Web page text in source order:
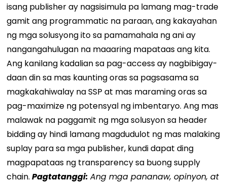
isang publisher ay nagsisimula pa lamang mag-trade
gamit ang programmatic na paraan, ang kakayahan
ng mga solusyong ito sa pamamahala ng ani ay
nangangahulugan na maaaring mapataas ang kita.
Ang kanilang kadalian sa pag-access ay nagbibigay-
daan din sa mas kaunting oras sa pagsasama sa
magkakahiwalay na SSP at mas maraming oras sa
pag-maximize ng potensyal ng imbentaryo. Ang mas
malawak na paggamit ng mga solusyon sa header
bidding ay hindi lamang magdudulot ng mas malaking
suplay para sa mga publisher, kundi dapat ding
magpapataas ng transparency sa buong supply
chain. Pagtatanggi:Ang mga pananaw, opinyon, at